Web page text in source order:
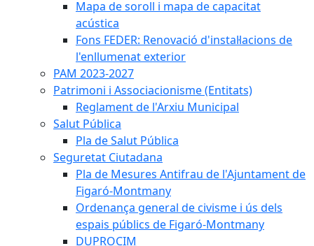
Mapa de soroll i mapa de capacitat
acústica
Fons FEDER: Renovació d'instal·lacions de
l'enllumenat exterior
PAM 2023-2027
Patrimoni i Associacionisme (Entitats)
Reglament de l'Arxiu Municipal
Salut Pública
Pla de Salut Pública
Seguretat Ciutadana
Pla de Mesures Antifrau de l'Ajuntament de
Figaró-Montmany
Ordenança general de civisme i ús dels
espais públics de Figaró-Montmany
DUPROCIM